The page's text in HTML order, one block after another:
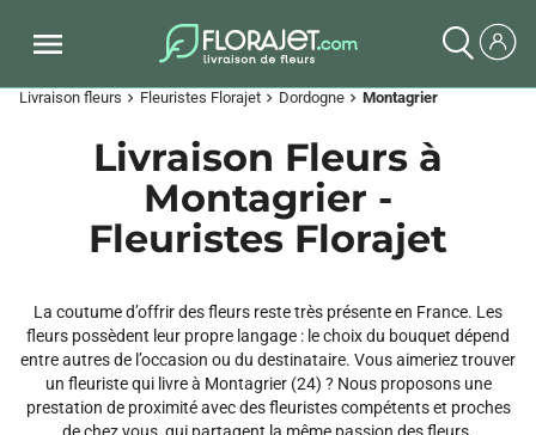
Livraison fleurs chevron_right Fleuristes Florajet chevron_right Dordogne chevron_right Montagrier
Livraison Fleurs à
Montagrier -
Fleuristes Florajet
La coutume d’offrir des fleurs reste très présente en France. Les
fleurs possèdent leur propre langage : le choix du bouquet dépend
entre autres de l’occasion ou du destinataire. Vous aimeriez trouver
un fleuriste qui livre à Montagrier (24) ? Nous proposons une
prestation de proximité avec des fleuristes compétents et proches